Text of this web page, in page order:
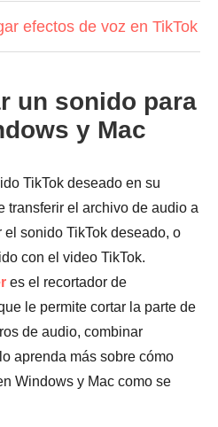
efectos de voz en TikTok
un sonido para
y Mac
TikTok deseado en su
transferir el archivo de audio a
sonido TikTok deseado, o
con el video TikTok.
es el recortador de
le permite cortar la parte de
de audio, combinar
aprenda más sobre cómo
Windows y Mac como se